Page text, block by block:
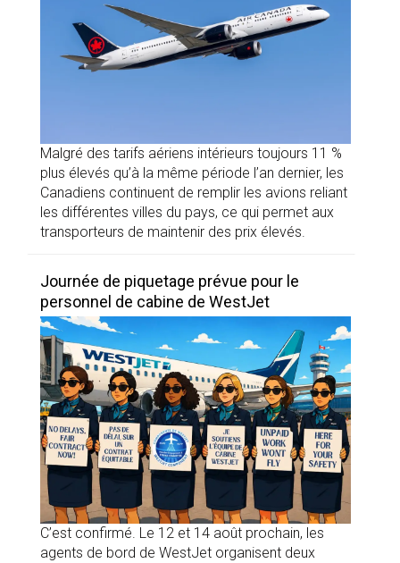
Malgré des tarifs aériens intérieurs toujours 11 %
plus élevés qu’à la même période l’an dernier, les
Canadiens continuent de remplir les avions reliant
les différentes villes du pays, ce qui permet aux
transporteurs de maintenir des prix élevés.
Journée de piquetage prévue pour le
personnel de cabine de WestJet
C’est confirmé. Le 12 et 14 août prochain, les
agents de bord de WestJet organisent deux